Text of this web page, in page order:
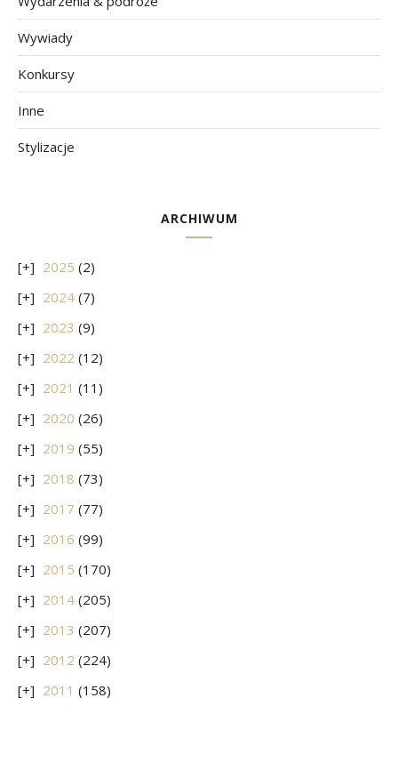
Wywiady
Konkursy
Inne
Stylizacje
ARCHIWUM
2025 (2)
2024 (7)
2023 (9)
2022 (12)
2021 (11)
2020 (26)
2019 (55)
2018 (73)
2017 (77)
2016 (99)
2015 (170)
2014 (205)
2013 (207)
2012 (224)
2011 (158)